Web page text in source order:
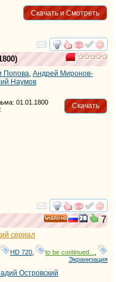
Скачать и Смотреть
смотреть
Попова, Андрей Миронов-
Наумов
Скачать
01.01.1800
смотреть
HD
7
сериал
HD 720 to be continued...
Экранизация
Островский